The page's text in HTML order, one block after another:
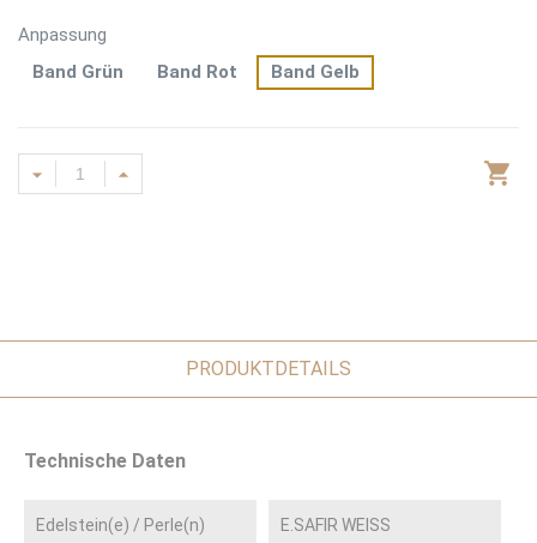
Anpassung
Band Grün
Band Rot Band Gelb
PRODUKTDETAILS
Technische Daten
Edelstein(e) / Perle(n) E.SAFIR WEISS